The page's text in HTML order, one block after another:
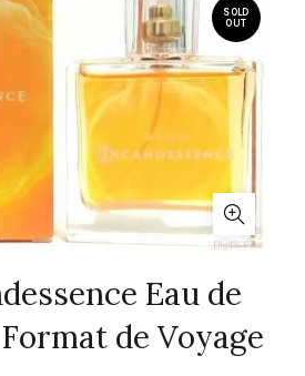
SOLD
OUT
Eau de
de Voyage